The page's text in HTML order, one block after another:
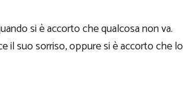
si è accorto che qualcosa non va.
il suo sorriso, oppure si è accorto che lo